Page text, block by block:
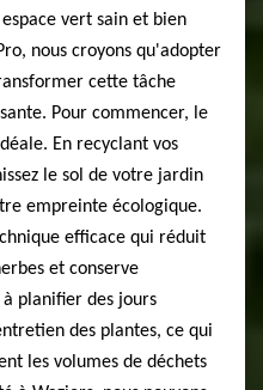
vert sain et bien
nous croyons qu'adopter
cette tâche
Pour commencer, le
En recyclant vos
le sol de votre jardin
empreinte écologique.
efficace qui réduit
et conserve
planifier des jours
des plantes, ce qui
les volumes de déchets